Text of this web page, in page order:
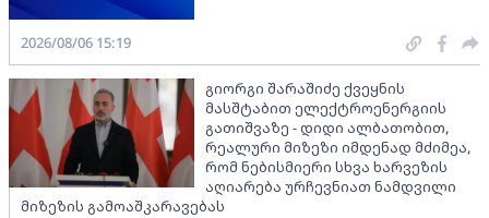
2026/08/06 15:19
გიორგი შარაშიძე ქვეყნის
მასშტაბით ელექტროენერგიის
გათიშვაზე - დიდი ალბათობით,
რეალური მიზეზი იმდენად მძიმეა,
რომ ნებისმიერი სხვა ხარვეზის
აღიარება ურჩევნიათ ნამდვილი
მიზეზის გამოაშკარავებას